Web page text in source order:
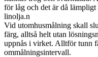
för låg och det är då
linolja.n
Vid utomhusmålning skall
färg, alltså helt utan
uppnås i virket. Alltför tunn
ommålningsintervall.